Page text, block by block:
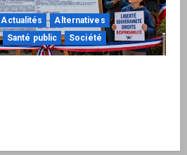
Actualités
Alternatives
Santé public Société